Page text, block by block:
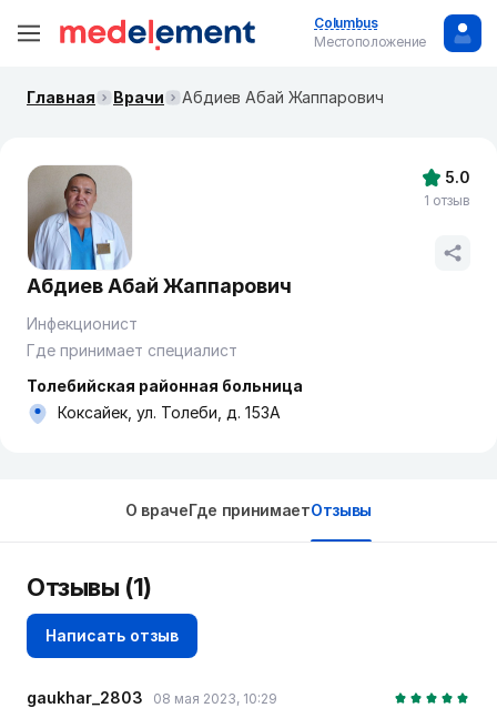
Columbus
Местоположение
Главная Врачи Абдиев Абай Жаппарович
Абдиев Абай Жаппарович
Инфекционист
Где принимает специалист
Толебийская районная больница
Коксайек, ул. Толеби, д. 153А
5.0
1 отзыв
О врачеГде принимаетОтзывы
Отзывы (1)
Написать отзыв
gaukhar_2803 08 мая 2023, 10:29